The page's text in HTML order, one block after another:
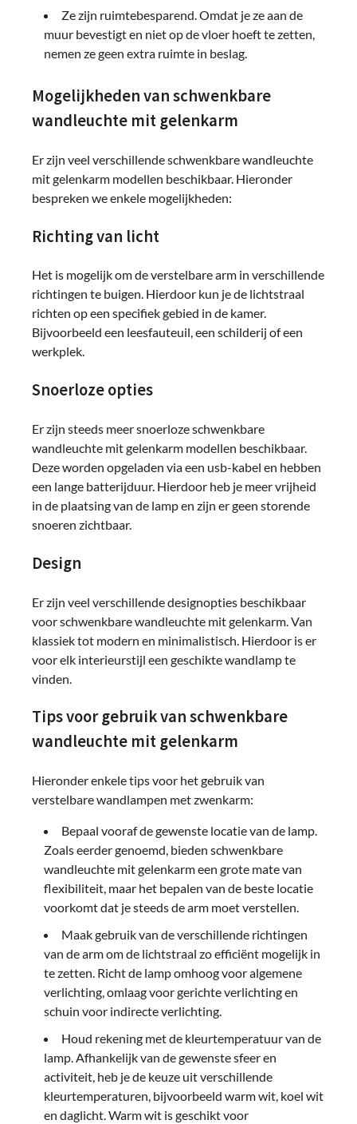
Ze zijn ruimtebesparend. Omdat je ze aan de
muur bevestigt en niet op de vloer hoeft te zetten,
nemen ze geen extra ruimte in beslag.
Mogelijkheden van schwenkbare
wandleuchte mit gelenkarm
Er zijn veel verschillende schwenkbare wandleuchte
mit gelenkarm modellen beschikbaar. Hieronder
bespreken we enkele mogelijkheden:
Richting van licht
Het is mogelijk om de verstelbare arm in verschillende
richtingen te buigen. Hierdoor kun je de lichtstraal
richten op een specifiek gebied in de kamer.
Bijvoorbeeld een leesfauteuil, een schilderij of een
werkplek.
Snoerloze opties
Er zijn steeds meer snoerloze schwenkbare
wandleuchte mit gelenkarm modellen beschikbaar.
Deze worden opgeladen via een usb-kabel en hebben
een lange batterijduur. Hierdoor heb je meer vrijheid
in de plaatsing van de lamp en zijn er geen storende
snoeren zichtbaar.
Design
Er zijn veel verschillende designopties beschikbaar
voor schwenkbare wandleuchte mit gelenkarm. Van
klassiek tot modern en minimalistisch. Hierdoor is er
voor elk interieurstijl een geschikte wandlamp te
vinden.
Tips voor gebruik van schwenkbare
wandleuchte mit gelenkarm
Hieronder enkele tips voor het gebruik van
verstelbare wandlampen met zwenkarm:
Bepaal vooraf de gewenste locatie van de lamp.
Zoals eerder genoemd, bieden schwenkbare
wandleuchte mit gelenkarm een grote mate van
flexibiliteit, maar het bepalen van de beste locatie
voorkomt dat je steeds de arm moet verstellen.
Maak gebruik van de verschillende richtingen
van de arm om de lichtstraal zo efficiënt mogelijk in
te zetten. Richt de lamp omhoog voor algemene
verlichting, omlaag voor gerichte verlichting en
schuin voor indirecte verlichting.
Houd rekening met de kleurtemperatuur van de
lamp. Afhankelijk van de gewenste sfeer en
activiteit, heb je de keuze uit verschillende
kleurtemperaturen, bijvoorbeeld warm wit, koel wit
en daglicht. Warm wit is geschikt voor